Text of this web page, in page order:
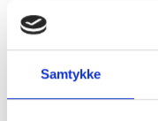
Samtykke